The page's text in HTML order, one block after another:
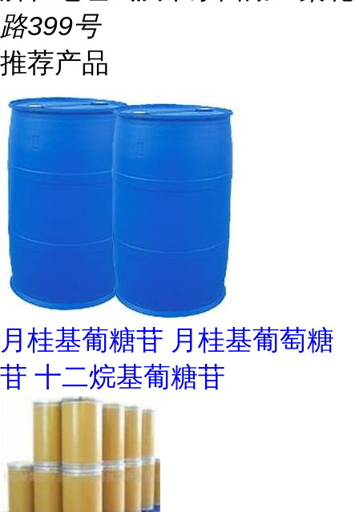
路399号
推荐产品
月桂基葡糖苷 月桂基葡萄糖
苷 十二烷基葡糖苷